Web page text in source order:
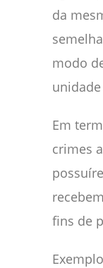
da
modo
Em
crimes
fins de